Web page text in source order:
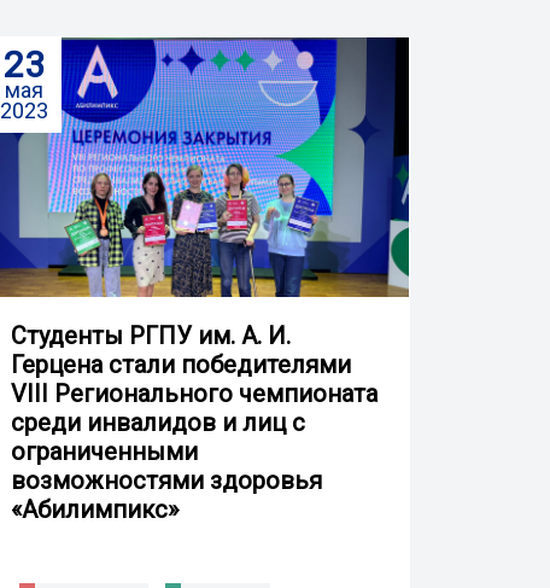
23
мая
2023
Студенты РГПУ им. А. И.
Герцена стали победителями
VIII Регионального чемпионата
среди инвалидов и лиц с
ограниченными
возможностями здоровья
«Абилимпикс»